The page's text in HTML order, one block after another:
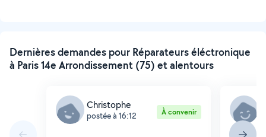
Dernières demandes pour Réparateurs éléctronique
à Paris 14e Arrondissement (75) et alentours
Christophe
postée à 16:12 À convenir